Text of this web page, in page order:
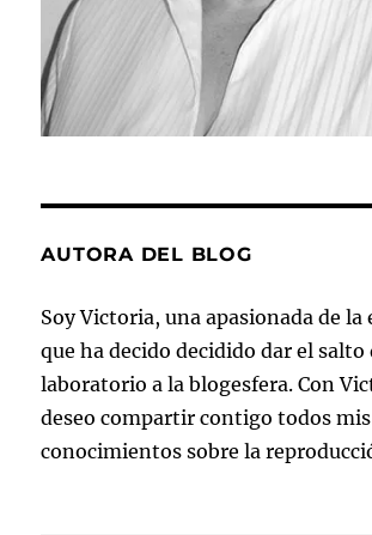
AUTORA DEL BLOG
Soy Victoria, una apasionada de
que ha decido decidido dar el salto
laboratorio a la blogesfera. Con
deseo compartir contigo todos mis
conocimientos sobre la